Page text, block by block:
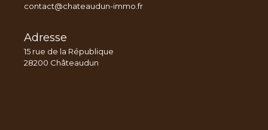
contact@chateaudun-immo.fr
Adresse
15 rue de la République
28200 Châteaudun